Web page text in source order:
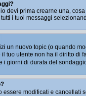
devi prima crearne una,
i tuoi messaggi
un nuovo topic (o quando
tuo utente non ha il diritto di
i giorni di durata del
modificati e